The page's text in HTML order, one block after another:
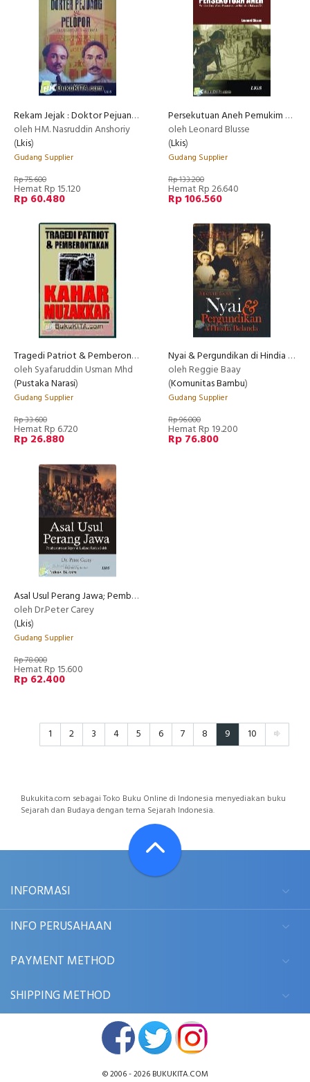
Rekam Jejak : Doktor Pejuang & Pelopor Kebangkitan Nasional
oleh HM. Nasruddin Anshoriy
(Lkis)
Gudang Supplier
Rp 75.600
Hemat Rp 15.120
Rp 60.480
Persekutuan Aneh Pemukim Cina Wanita Peranakan dan Belanda Di Batavia VOC
oleh Leonard Blusse
(Lkis)
Gudang Supplier
Rp 133.200
Hemat Rp 26.640
Rp 106.560
Tragedi Patriot & Pemberontakan Kahar Muzakkar
oleh Syafaruddin Usman Mhd
(Pustaka Narasi)
Gudang Supplier
Rp 33.600
Hemat Rp 6.720
Rp 26.880
Nyai & Pergundikan di Hindia Belanda
oleh Reggie Baay
(Komunitas Bambu)
Gudang Supplier
Rp 96.000
Hemat Rp 19.200
Rp 76.800
Asal Usul Perang Jawa; Pemberontakan Sepoy & Lukisan Raden Saleh
oleh Dr.Peter Carey
(Lkis)
Gudang Supplier
Rp 78.000
Hemat Rp 15.600
Rp 62.400
1 2 3 4 5 6 7 8 9 10
Bukukita.com sebagai Toko Buku Online di Indonesia menyediakan buku
Sejarah dan Budaya dengan tema Sejarah Indonesia.
INFORMASI
INFO PERUSAHAAN
PAYMENT METHOD
SHIPPING METHOD
© 2006 - 2026 BUKUKITA.COM